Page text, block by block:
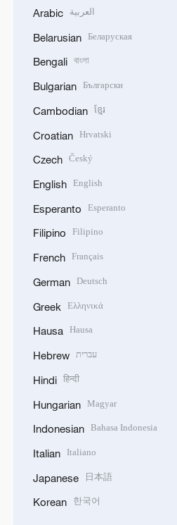
Arabic العربية
Belarusian Беларуская
Bengali বাংলা
Bulgarian Български
Cambodian ខ្មែរ
Croatian Hrvatski
Czech Český
English English
Esperanto Esperanto
Filipino Filipino
French Français
German Deutsch
Greek Ελληνικά
Hausa Hausa
Hebrew עברית
Hindi हिन्दी
Hungarian Magyar
Indonesian Bahasa Indonesia
Italian Italiano
Japanese 日本語
Korean 한국어